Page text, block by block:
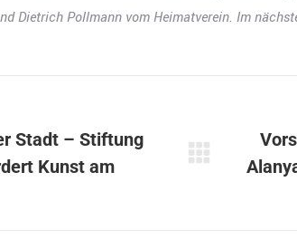
Dietrich Pollmann vom Heimatverein. Im
Stadt – Stiftung
Kunst am
Nächster